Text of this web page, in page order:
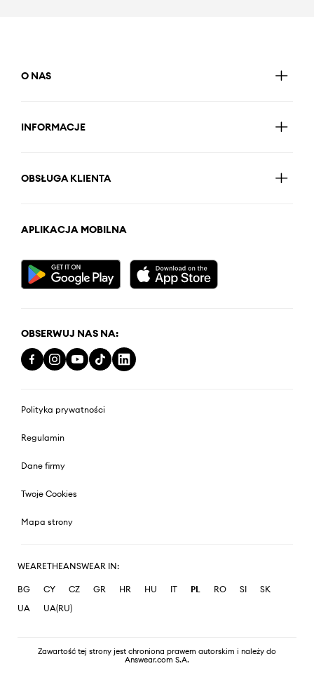
O NAS
INFORMACJE
OBSŁUGA KLIENTA
APLIKACJA MOBILNA
OBSERWUJ NAS NA:
Polityka prywatności
Regulamin
Dane firmy
Twoje Cookies
Mapa strony
WEARETHEANSWEAR IN:
BG CY CZ GR HR HU IT PL RO SI
SK
UA
UA(RU)
Zawartość tej strony jest chroniona prawem autorskim i należy do
Answear.com S.A.